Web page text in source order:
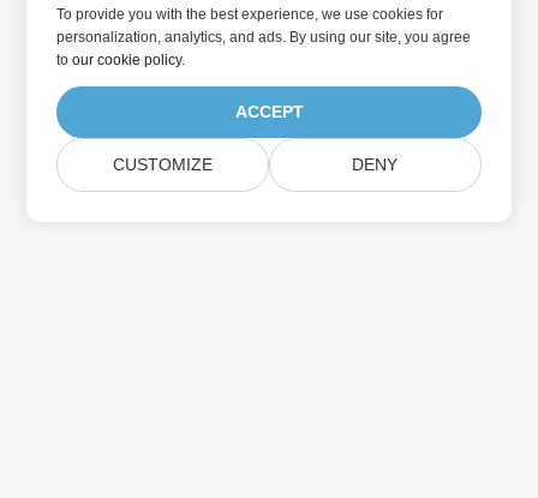
To provide you with the best experience, we use cookies for
personalization, analytics, and ads. By using our site, you agree
toour cookie policy.
ACCEPT
CUSTOMIZE DENY